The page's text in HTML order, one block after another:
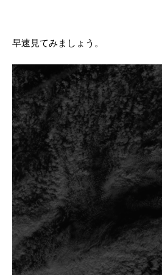
早速見てみましょう。